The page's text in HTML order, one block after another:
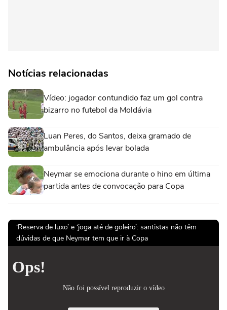
Notícias relacionadas
Vídeo: jogador contundido faz um gol contra
bizarro no futebol da Moldávia
Luan Peres, do Santos, deixa gramado de
ambulância após levar bolada
Neymar se emociona durante o hino em última
partida antes de convocação para Copa
‘Reserva de luxo’ e ‘joga até de goleiro’: santistas não têm
dúvidas de que Neymar tem que ir à Copa